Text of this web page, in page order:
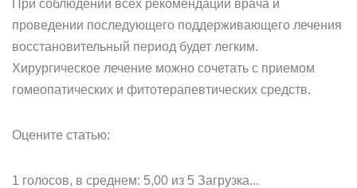
При соблюдении всех рекомендаций врача и
проведении последующего поддерживающего лечения
восстановительный период будет легким.
Хирургическое лечение можно сочетать с приемом
гомеопатических и фитотерапевтических средств.
Оцените статью:
1 голосов, в среднем: 5,00 из 5 Загрузка...